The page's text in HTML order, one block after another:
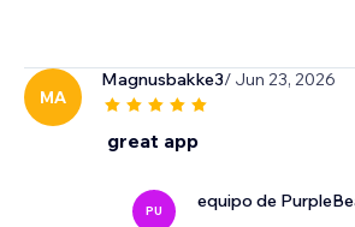
MA
Magnusbakke3/ Jun 23, 2026
great app
PU equipo de